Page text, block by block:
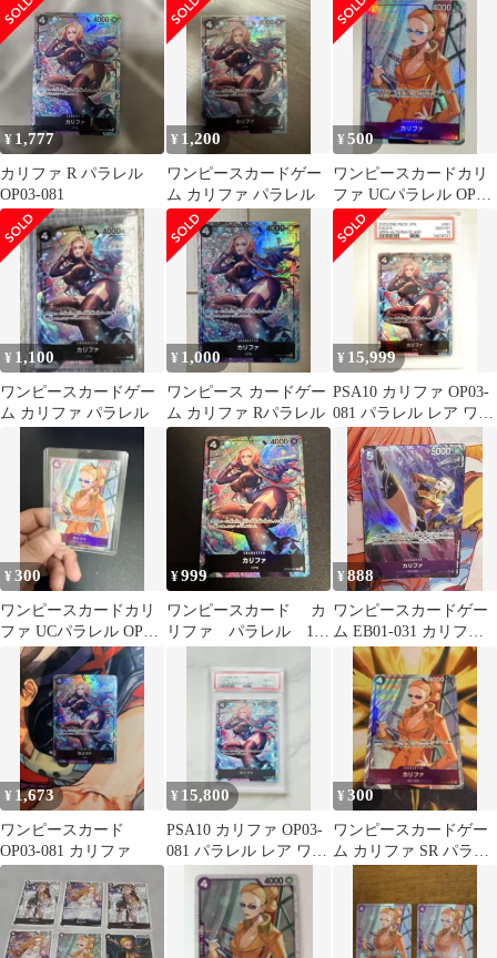
¥ 1,777
カリファ R パラレル
OP03-081
¥ 1,200
ワンピースカードゲー
ム カリファ パラレル
¥500
ワンピースカードカリ
ファ UCパラレル OP03-
060
¥ 1,100
ワンピースカードゲー
ム カリファ パラレル
¥ 1,000
ワンピース カードゲー
ム カリファ Rパラレル
¥ 15,999
PSA10 カリファ OP03-
081 パラレル レア ワン
ピース CP9
¥300
ワンピースカードカリ
ファ UCパラレル OP03-
060
¥999
ワンピースカード カ
リファ パラレル 1
¥888
ワンピースカードゲー
ム EB01-031 カリファ
パラレル
¥ 1,673
ワンピースカード
OP03-081 カリファ
¥ 15,800
PSA10 カリファ OP03-
081 パラレル レア ワン
ピース CP9
¥300
ワンピースカードゲー
ム カリファ SR パラレ
ル OP03-060